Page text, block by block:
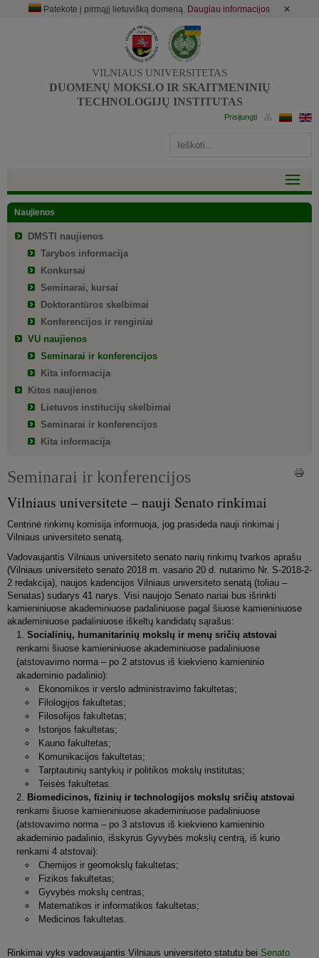
Patekote į pirmąjį lietuvišką domeną. Daugiau informacijos ✕
VILNIAUS UNIVERSITETAS
DUOMENŲ MOKSLO IR SKAITMENINIŲ
TECHNOLOGIJŲ INSTITUTAS
Naujienos
DMSTI naujienos
Tarybos informacija
Konkursai
Seminarai, kursai
Doktorantūros skelbimai
Konferencijos ir renginiai
VU naujienos
Seminarai ir konferencijos
Kita informacija
Kitos naujienos
Lietuvos institucijų skelbimai
Seminarai ir konferencijos
Kita informacija
Seminarai ir konferencijos
Vilniaus universitete – nauji Senato rinkimai
Centrinė rinkimų komisija informuoja, jog prasideda nauji rinkimai į
Vilniaus universiteto senatą.
Vadovaujantis Vilniaus universiteto senato narių rinkimų tvarkos aprašu
(Vilniaus universiteto senato 2018 m. vasario 20 d. nutarimo Nr. S-2018-2-
2 redakcija), naujos kadencijos Vilniaus universiteto senatą (toliau –
Senatas) sudarys 41 narys. Visi naujojo Senato nariai bus išrinkti
kamieniniuose akademiniuose padaliniuose pagal šiuose kamieniniuose
akademiniuose padaliniuose iškeltų kandidatų sąrašus:
Socialinių, humanitarinių mokslų ir menų sričių atstovai
renkami šiuose kamieniniuose akademiniuose padaliniuose
(atstovavimo norma – po 2 atstovus iš kiekvieno kamieninio
akademinio padalinio):
Ekonomikos ir verslo administravimo fakultetas;
Filologijos fakultetas;
Filosofijos fakultetas;
Istorijos fakultetas;
Kauno fakultetas;
Komunikacijos fakultetas;
Tarptautinių santykių ir politikos mokslų institutas;
Teisės fakultetas.
Biomedicinos, fizinių ir technologijos mokslų sričių atstovai
renkami šiuose kamieniniuose akademiniuose padaliniuose
(atstovavimo norma – po 3 atstovus iš kiekvieno kamieninio
akademinio padalinio, išskyrus Gyvybės mokslų centrą, iš kurio
renkami 4 atstovai):
Chemijos ir geomokslų fakultetas;
Fizikos fakultetas;
Gyvybės mokslų centras;
Matematikos ir informatikos fakultetas;
Medicinos fakultetas.
Rinkimai vyks vadovaujantis Vilniaus universiteto statutu bei Senato